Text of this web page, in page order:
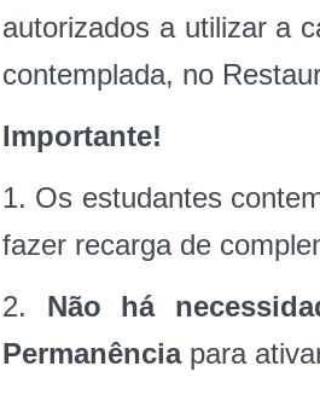
autorizados a utilizar a
contemplada, no
Importante!
1. Os estudantes
fazer recarga de
2. Não há
Permanênciapara